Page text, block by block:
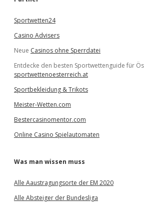
Sportwetten24
Casino Advisers
Neue Casinos ohne Sperrdatei
Entdecke den besten Sportwettenguide für
sportwettenoesterreich.at
Sportbekleidung & Trikots
Meister-Wetten.com
Bestercasinomentor.com
Online Casino Spielautomaten
Was man wissen muss
Alle Aaustragungsorte der EM 2020
Alle Absteiger der Bundesliga